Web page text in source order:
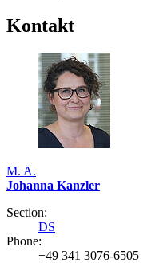
Kontakt
M. A.
Johanna Kanzler
Section:
DS
Phone:
+49 341 3076-6505